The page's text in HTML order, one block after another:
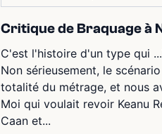
Critique de Braquage à
C'est l'histoire d'un type qui
Non sérieusement, le
totalité du métrage, et nous
Moi qui voulait revoir Keanu
Caan et...